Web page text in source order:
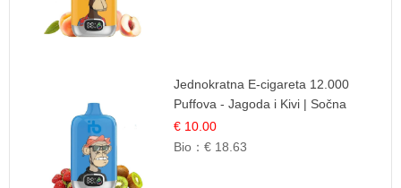
Jednokratna E-cigareta 12.000
Puffova - Jagoda i Kivi | Sočna
Voćna Kombinacija
€ 10.00
Bio：€ 18.63